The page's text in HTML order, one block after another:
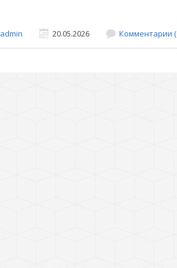
admin 20.05.2026 Комментарии